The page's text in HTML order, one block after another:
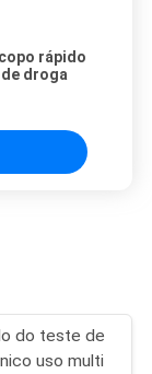
rápido
droga
do teste de
uso multi